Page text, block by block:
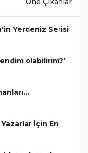
Yerdeniz Serisi
olabilirim?’
İçin En